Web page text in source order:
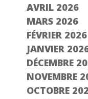
AVRIL 2026
MARS 2026
FÉVRIER 2026
JANVIER
DÉCEMBRE
NOVEMBRE
OCTOBRE